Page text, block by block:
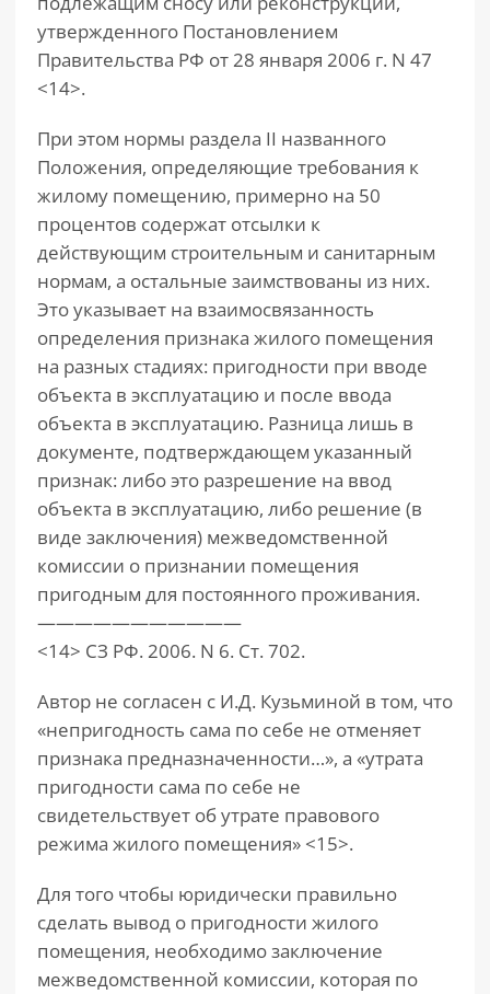
утвержденного Постановлением
Правительства РФ от 28 января 2006 г. N 47
<14>.
При этом нормы раздела II названного
Положения, определяющие требования к
жилому помещению, примерно на 50
процентов содержат отсылки к
действующим строительным и санитарным
нормам, а остальные заимствованы из них.
Это указывает на взаимосвязанность
определения признака жилого помещения
на разных стадиях: пригодности при вводе
объекта в эксплуатацию и после ввода
объекта в эксплуатацию. Разница лишь в
документе, подтверждающем указанный
признак: либо это разрешение на ввод
объекта в эксплуатацию, либо решение (в
виде заключения) межведомственной
комиссии о признании помещения
пригодным для постоянного проживания.
———————————
<14> СЗ РФ. 2006. N 6. Ст. 702.
Автор не согласен с И.Д. Кузьминой в том, что
«непригодность сама по себе не отменяет
признака предназначенности…», а «утрата
пригодности сама по себе не
свидетельствует об утрате правового
режима жилого помещения» <15>.
Для того чтобы юридически правильно
сделать вывод о пригодности жилого
помещения, необходимо заключение
межведомственной комиссии, которая по